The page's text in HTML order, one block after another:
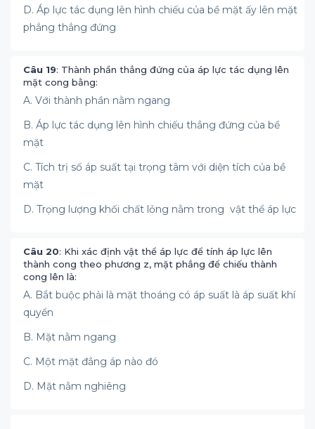
D. Áp lực tác dụng lên hình chiếu của bề mặt ấy lên mặt
phẳng thẳng đứng
Câu 19: Thành phần thẳng đứng của áp lực tác dụng lên
mặt cong bằng:
A. Với thành phần nằm ngang
B. Áp lực tác dụng lên hình chiếu thẳng đứng của bề
mặt
C. Tích trị số áp suất tại trọng tâm với diện tích của bề
mặt
D. Trọng lượng khối chất lỏng nằm trong vật thể áp lực
Câu 20: Khi xác định vật thể áp lực để tính áp lực lên
thành cong theo phương z, mặt phẳng để chiếu thành
cong lên là:
A. Bắt buộc phải là mặt thoáng có áp suất là áp suất khí
quyển
B. Mặt nằm ngang
C. Một mặt đẳng áp nào đó
D. Mặt nằm nghiêng